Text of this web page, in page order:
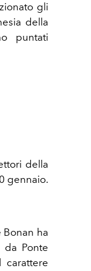
gli
della
puntati
della
gennaio.
ha
Ponte